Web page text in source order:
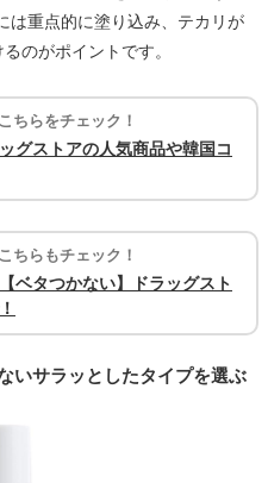
は重点的に塗り込み、テカリが
のがポイントです。
ちらをチェック！
グストアの人気商品や韓国コ
ちらもチェック！
ベタつかない】ドラッグスト
いサラッとしたタイプを選ぶ